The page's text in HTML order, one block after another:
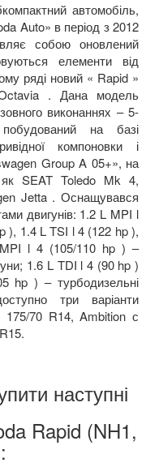
автомобіль,
Auto» в період з 2012
собою оновлений
елементи від
ряді новий « Rapid »
. Дана модель
виконаннях – 5-
на базі
компоновки і
Group A 05+», на
як SEAT Toledo Mk 4,
Jetta . Оснащувався
двигунів: 1.2 L MPI l
), 1.4 L TSI l 4 (122 hp ),
l 4 (105/110 hp ) –
1.6 L TDI l 4 (90 hp )
hp ) – турбодизельні
три варіанти
175/70 R14, Ambition с
наступні
Rapid (NH1,